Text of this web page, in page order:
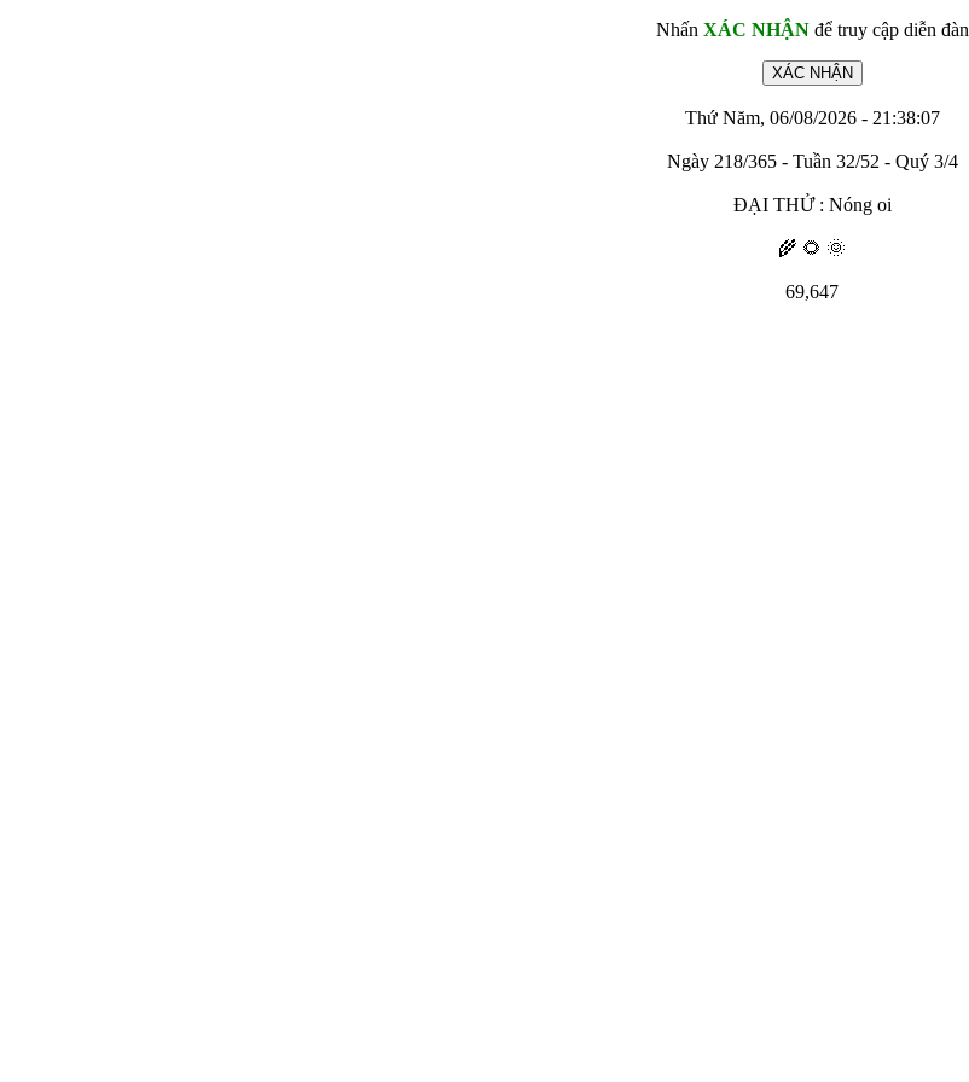
Nhấn XÁC NHẬNđể truy cập diễn đàn
Thứ Năm, 06/08/2026 - 21:38:07
Ngày 218/365 - Tuần 32/52 - Quý 3/4
ĐẠI THỬ : Nóng oi
🌾 🌻 🌞
69,647